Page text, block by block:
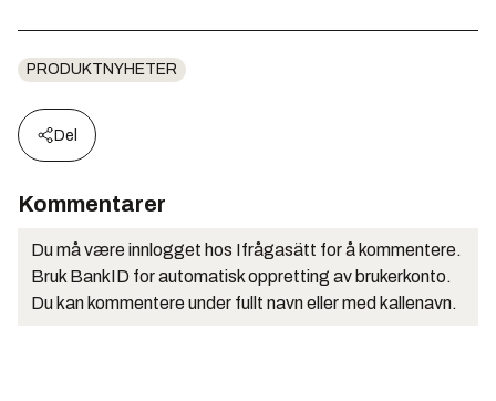
PRODUKTNYHETER
Del
Kommentarer
Du må være innlogget hos Ifrågasätt for å kommentere.
Bruk BankID for automatisk oppretting av brukerkonto.
Du kan kommentere under fullt navn eller med kallenavn.